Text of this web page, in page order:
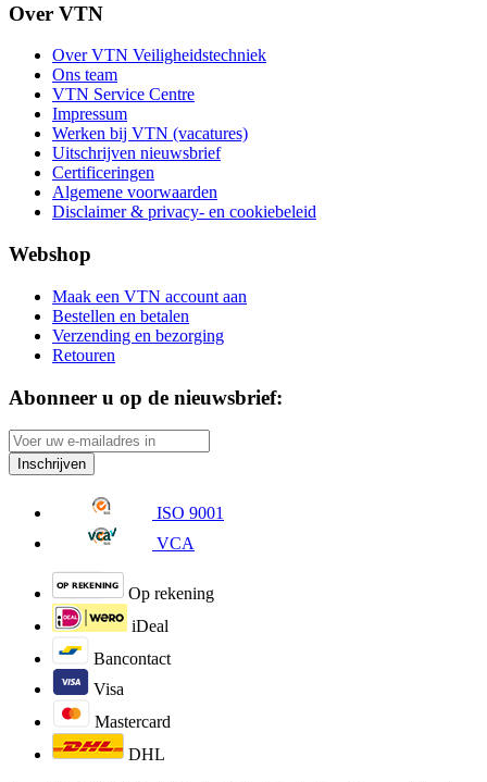
Over VTN
Over VTN Veiligheidstechniek
Ons team
VTN Service Centre
Impressum
Werken bij VTN (vacatures)
Uitschrijven nieuwsbrief
Certificeringen
Algemene voorwaarden
Disclaimer & privacy- en cookiebeleid
Webshop
Maak een VTN account aan
Bestellen en betalen
Verzending en bezorging
Retouren
Abonneer u op de nieuwsbrief:
Inschrijven
ISO 9001
VCA
Op rekening
iDeal
Bancontact
Visa
Mastercard
DHL